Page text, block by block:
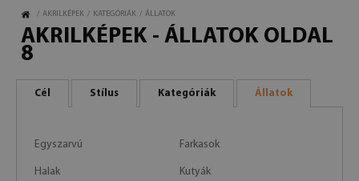
/ AKRILKÉPEK / KATEGÓRIÁK / ÁLLATOK
AKRILKÉPEK - ÁLLATOK OLDAL
8
Cél Stílus Kategóriák Állatok
Egyszarvú Farkasok
Halak Kutyák